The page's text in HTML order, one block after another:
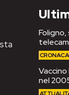
CRONACA
nel